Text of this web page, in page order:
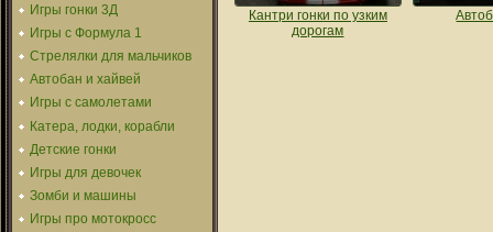
Игры гонки 3Д
Игры с Формула 1
Стрелялки для мальчиков
Автобан и хайвей
Игры с самолетами
Катера, лодки, корабли
Детские гонки
Игры для девочек
Зомби и машины
Игры про мотокросс
Кантри гонки по узким
дорогам